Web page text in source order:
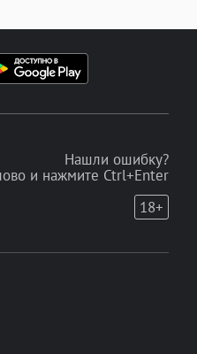
Нашли ошибку?
и нажмите Ctrl+Enter
18+